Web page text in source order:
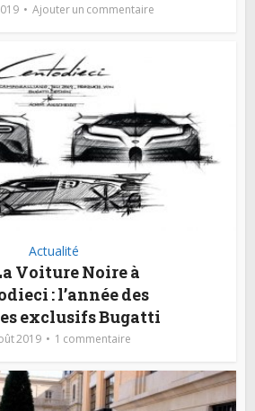
Ajouter un commentaire
Actualité
Voiture Noire à
: l’année des
exclusifs Bugatti
2019 1 commentaire